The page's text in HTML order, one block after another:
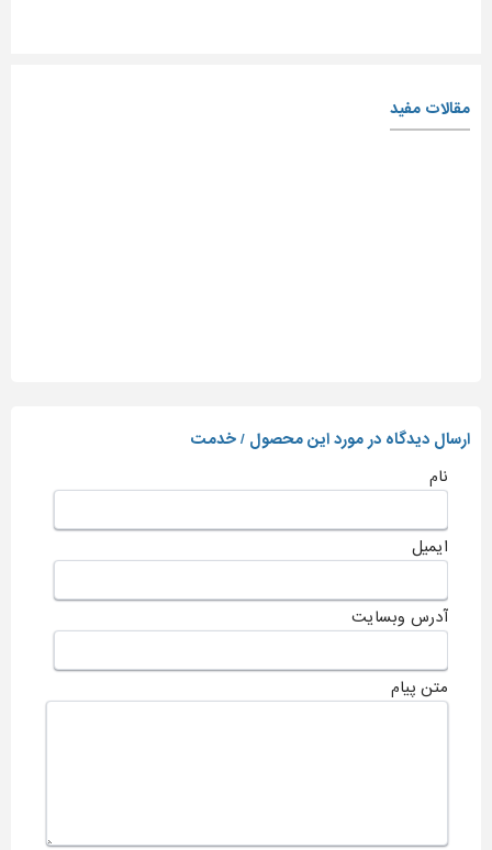
مقالات مفید
ارسال دیدگاه در مورد این محصول / خدمت
نام
ایمیل
آدرس وبسایت
متن پیام